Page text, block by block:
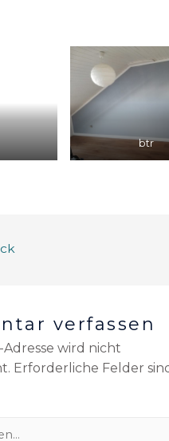
btr
verfassen
Adresse wird nicht
Erforderliche Felder